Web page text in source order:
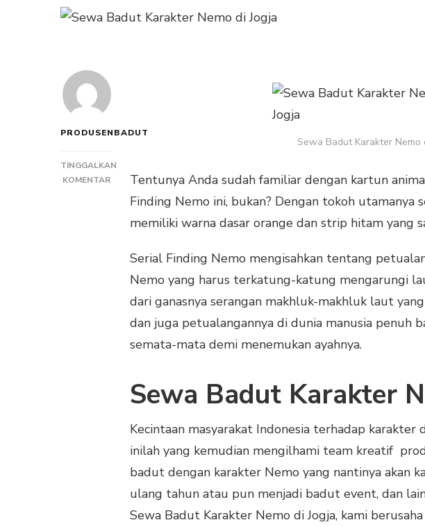
PRODUSENBADUT
TINGGALKAN
KOMENTARPADA
SEWA
BADUT
KARAKTER
Sewa Badut Karakter Nemo
Tentunya Anda sudah familiar dengan kartun
Finding Nemo ini, bukan? Dengan tokoh utamanya
memiliki warna dasar orange dan strip hitam yang
Serial Finding Nemo mengisahkan tentang
Nemo yang harus terkatung-katung mengarungi
dari ganasnya serangan makhluk-makhluk laut
dan juga petualangannya di dunia manusia penuh
semata-mata demi menemukan ayahnya.
Sewa Badut Karakter
Kecintaan masyarakat Indonesia terhadap karakter
inilah yang kemudian mengilhami team kreatif
badut dengan karakter Nemo yang nantinya akan
ulang tahun atau pun menjadi badut event, dan
Sewa Badut Karakter Nemo di Jogja, kami